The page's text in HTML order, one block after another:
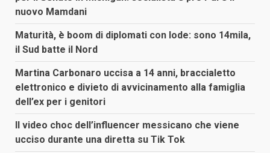
nuovo Mamdani
Maturità, è boom di diplomati con lode: sono 14mila,
il Sud batte il Nord
Martina Carbonaro uccisa a 14 anni, braccialetto
elettronico e divieto di avvicinamento alla famiglia
dell’ex per i genitori
Il video choc dell’influencer messicano che viene
ucciso durante una diretta su Tik Tok